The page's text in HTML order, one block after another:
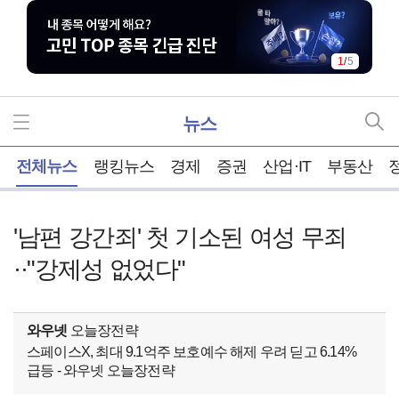
1/5
뉴스
전체뉴스 랭킹뉴스 경제 증권 산업·IT 부동산
'남편 강간죄' 첫 기소된 여성 무죄
··"강제성 없었다"
와우넷 오늘장전략
스페이스X, 최대 9.1억주 보호예수 해제 우려 딛고 6.14%
급등 - 와우넷 오늘장전략